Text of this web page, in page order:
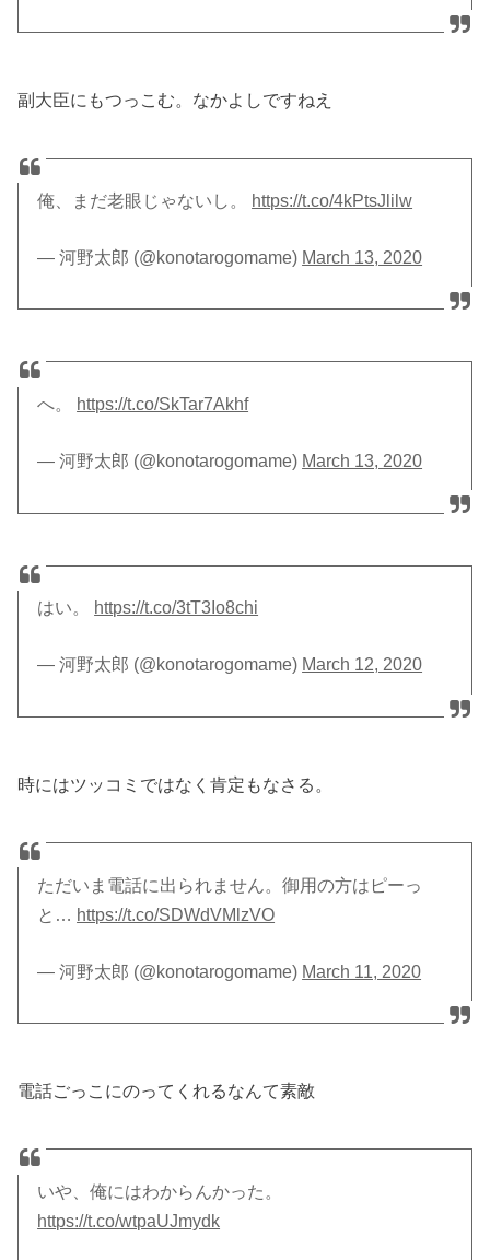
副大臣にもつっこむ。なかよしですねえ
俺、まだ老眼じゃないし。 https://t.co/4kPtsJlilw
— 河野太郎 (@konotarogomame) March 13, 2020
へ。 https://t.co/SkTar7Akhf
— 河野太郎 (@konotarogomame) March 13, 2020
はい。 https://t.co/3tT3Io8chi
— 河野太郎 (@konotarogomame) March 12, 2020
時にはツッコミではなく肯定もなさる。
ただいま電話に出られません。御用の方はピーっ
と… https://t.co/SDWdVMlzVO
— 河野太郎 (@konotarogomame) March 11, 2020
電話ごっこにのってくれるなんて素敵
いや、俺にはわからんかった。
https://t.co/wtpaUJmydk